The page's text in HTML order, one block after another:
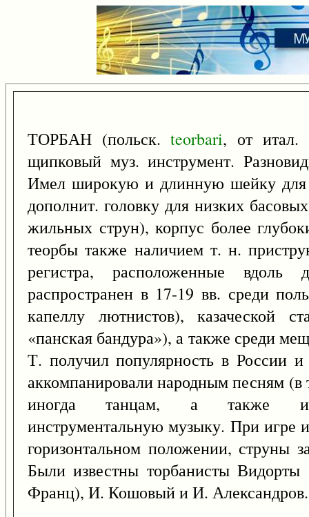
ТОРБАН (польск.teorbari, от итал.
щипковый муз. инструмент.
Имел широкую и длинную шейку для
дополнит. головку для низких
жильных струн), корпус более
теорбы также наличием т. н.
регистра, расположенные
распространен в 17-19 вв. среди
капеллу лютнистов), казаческой
«панская бандура»), а также среди
Т. получил популярность в России
аккомпанировали народным песням (в
иногда танцам, а также
инструментальную музыку. При игре
горизонтальном положении, струны
Были известны торбанисты
Франц), И. Кошовый и И. Александров.